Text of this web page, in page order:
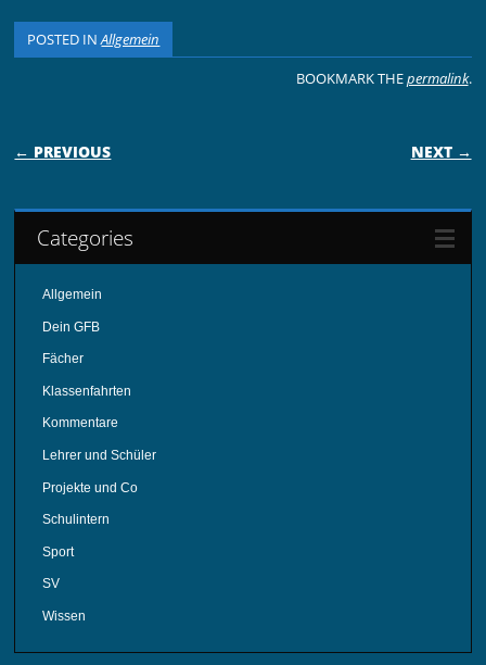
POSTED INAllgemein
BOOKMARK THEpermalink.
POST NAVIGATION
← PREVIOUS NEXT →
Categories
Allgemein
Dein GFB
Fächer
Klassenfahrten
Kommentare
Lehrer und Schüler
Projekte und Co
Schulintern
Sport
SV
Wissen